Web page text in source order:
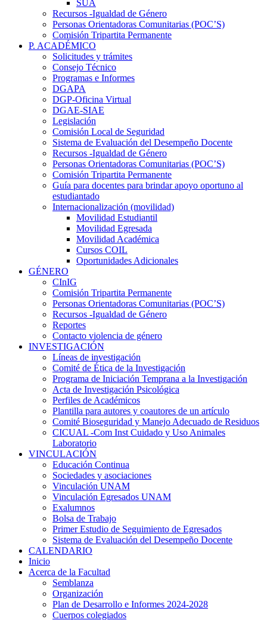
SUA
Recursos -Igualdad de Género
Personas Orientadoras Comunitarias (POC’S)
Comisión Tripartita Permanente
P. ACADÉMICO
Solicitudes y trámites
Consejo Técnico
Programas e Informes
DGAPA
DGP-Oficina Virtual
DGAE-SIAE
Legislación
Comisión Local de Seguridad
Sistema de Evaluación del Desempeño Docente
Recursos -Igualdad de Género
Personas Orientadoras Comunitarias (POC’S)
Comisión Tripartita Permanente
Guía para docentes para brindar apoyo oportuno al
estudiantado
Internacionalización (movilidad)
Movilidad Estudiantil
Movilidad Egresada
Movilidad Académica
Cursos COIL
Oportunidades Adicionales
GÉNERO
CInIG
Comisión Tripartita Permanente
Personas Orientadoras Comunitarias (POC’S)
Recursos -Igualdad de Género
Reportes
Contacto violencia de género
INVESTIGACIÓN
Líneas de investigación
Comité de Ética de la Investigación
Programa de Iniciación Temprana a la Investigación
Acta de Investigación Psicológica
Perfiles de Académicos
Plantilla para autores y coautores de un artículo
Comité Bioseguridad y Manejo Adecuado de Residuos
CICUAL -Com Inst Cuidado y Uso Animales
Laboratorio
VINCULACIÓN
Educación Continua
Sociedades y asociaciones
Vinculación UNAM
Vinculación Egresados UNAM
Exalumnos
Bolsa de Trabajo
Primer Estudio de Seguimiento de Egresados
Sistema de Evaluación del Desempeño Docente
CALENDARIO
Inicio
Acerca de la Facultad
Semblanza
Organización
Plan de Desarrollo e Informes 2024-2028
Cuerpos colegiados